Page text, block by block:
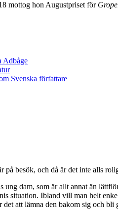
mottog hon Augustpriset för
besök, och då är det inte alls
dam, som är allt annat än
situation. Ibland vill man helt
att lämna den bakom sig och